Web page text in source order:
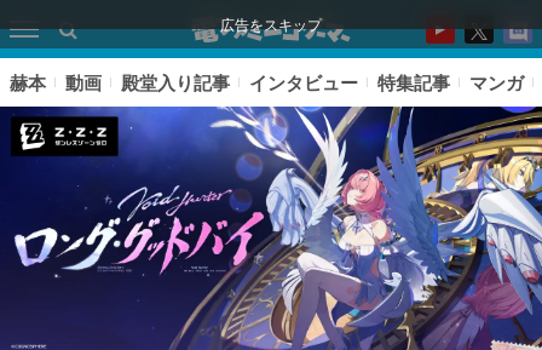
広告をスキップ
赫本 動画 殿堂入り記事 インタビュー 特集記事 マンガ